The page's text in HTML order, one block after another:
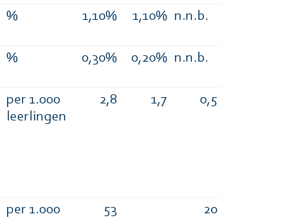
% 1,10% 1,10% n.n.b.
% 0,30% 0,20% n.n.b.
per 1.000
leerlingen
2,8 1,7 0,5
per 1.000
53 20